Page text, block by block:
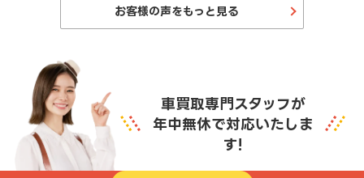
お客様の声をもっと見る
車買取専門スタッフが
年中無休で対応いたしま
す!